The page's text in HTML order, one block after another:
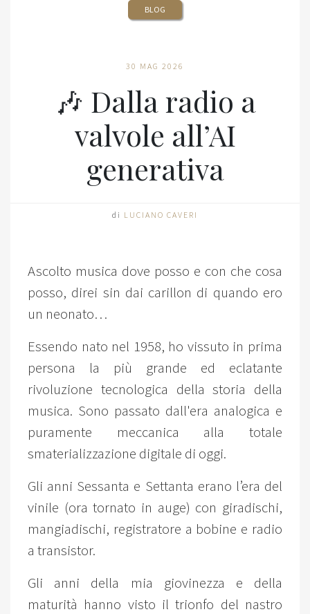
BLOG
30 MAG 2026
🎶 Dalla radio a
valvole all’AI
generativa
di LUCIANO CAVERI
Ascolto musica dove posso e con che cosa
posso, direi sin dai carillon di quando ero
un neonato…
Essendo nato nel 1958, ho vissuto in prima
persona la più grande ed eclatante
rivoluzione tecnologica della storia della
musica. Sono passato dall'era analogica e
puramente meccanica alla totale
smaterializzazione digitale di oggi.
Gli anni Sessanta e Settanta erano l’era del
vinile (ora tornato in auge) con giradischi,
mangiadischi, registratore a bobine e radio
a transistor.
Gli anni della mia giovinezza e della
maturità hanno visto il trionfo del nastro